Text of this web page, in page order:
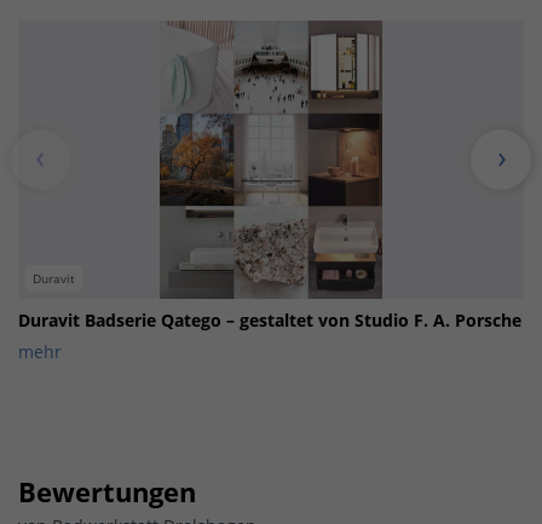
Duravit
Duravit Badserie Qatego – gestaltet von Studio F. A. Porsche
mehr
Bewertungen